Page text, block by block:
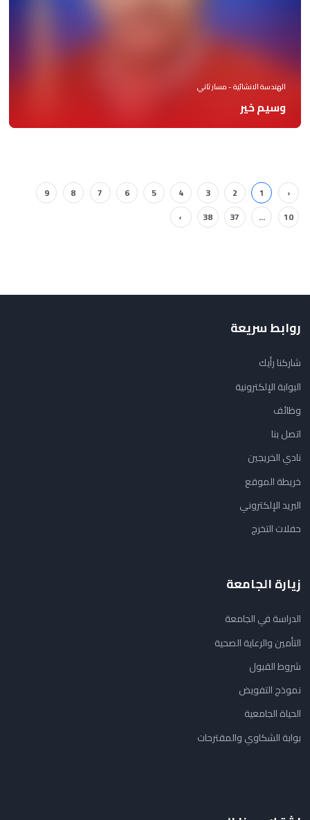
الهندسة الانشائية - مسار ثاني
وسيم خير
‹
1
2
3
4
5
6
7
8
9
10
...
37
38
›
روابط سريعة
شاركنا رأيك
البوابة الإلكترونية
وظائف
اتصل بنا
نادي الخريجين
خريطة الموقع
البريد الإلكتروني
حفلات التخرج
زيارة الجامعة
الدراسة في الجامعة
التأمين والرعاية الصحية
شروط القبول
نموذج التفويض
الحياة الجامعية
بوابة الشكاوي والمقترحات